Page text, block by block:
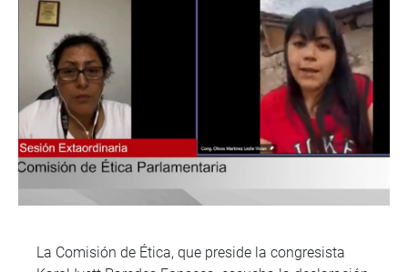
La Comisión de Ética, que preside la congresista